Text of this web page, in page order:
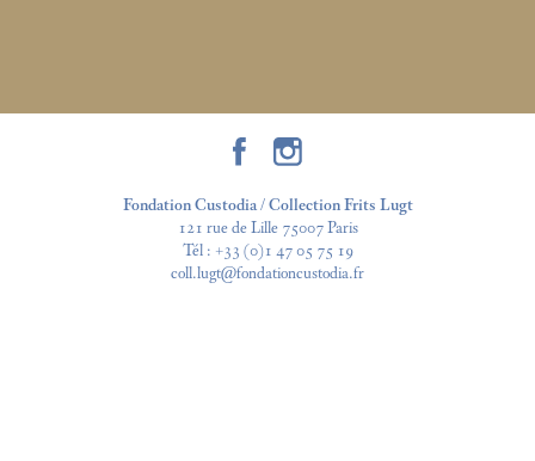
Fondation Custodia / Collection Frits Lugt
121 rue de Lille 75007 Paris
Tél : +33 (0)1 47 05 75 19
coll.lugt@fondationcustodia.fr